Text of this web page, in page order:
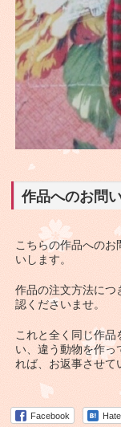
作品へのお問
こちらの作品へのお
いします。
作品の注文方法につ
認くださいませ。
これと全く同じ作
い、違う動物を作っ
れば、お返事させて
Facebook